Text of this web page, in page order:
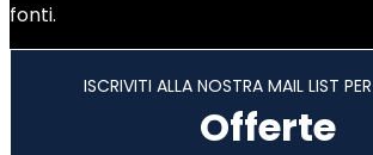
fonti.
ISCRIVITI ALLA NOSTRA MAIL LIST
Offerte